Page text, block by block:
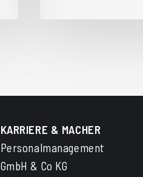
KARRIERE & MACHER
Personalmanagement
GmbH & Co KG